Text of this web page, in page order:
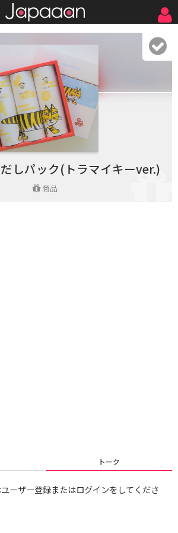
だしパック(トラマイキーver.)
商品
トーク
ーザー登録またはログインをしてくださ